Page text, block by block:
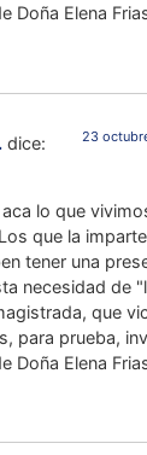
Doña Elena
dice: 23
lo que
que la
tener una
necesidad de
que
para prueba,
Doña Elena